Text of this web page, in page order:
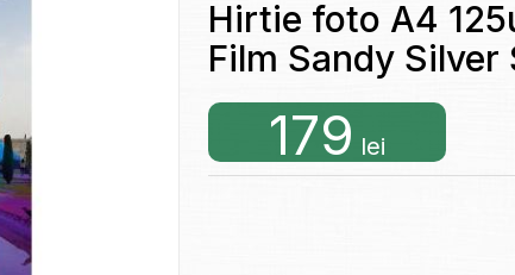
Hirtie foto A4
Film Sandy Silver
179 lei